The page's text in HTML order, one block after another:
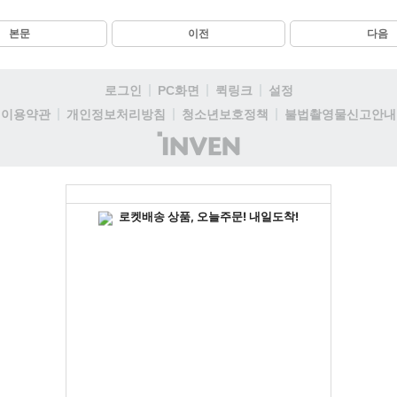
본문 이전 다음
로그인 PC화면 퀵링크
설정
이용약관
개인정보처리방침 청소년보호정책
불법촬영물신고안내
(주)
인